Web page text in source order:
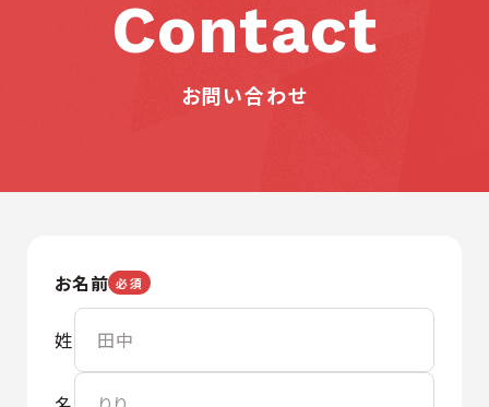
Contact
お問い合わせ
お名前 必須
姓